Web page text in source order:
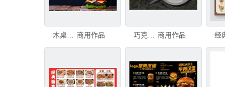
商用作品 商用作品